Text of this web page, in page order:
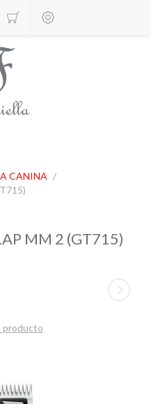
CANINA /
MM 2 (GT715)
producto